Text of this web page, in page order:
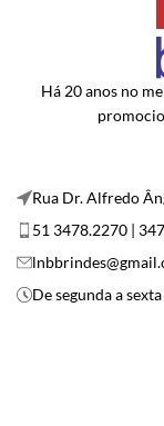
Há 20 anos no
Rua Dr. Alfredo
51 3478.2270 |
De segunda a